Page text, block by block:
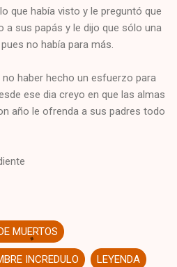
que había visto y le preguntó que
a sus papás y le dijo que sólo una
no había para más.
haber hecho un esfuerzo para
ese dia creyo en que las almas
año le ofrenda a sus padres todo
MUERTOS
INCREDULO LEYENDA